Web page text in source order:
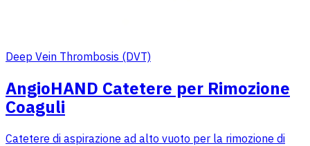
Deep Vein Thrombosis (DVT)
AngioHAND Catetere per Rimozione
Coaguli
Catetere di aspirazione ad alto vuoto per la rimozione di